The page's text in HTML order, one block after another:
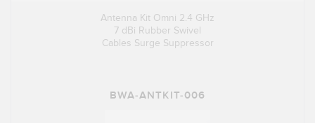
Antenna Kit Omni 2.4 GHz
7 dBi Rubber Swivel
Cables Surge Suppressor
BWA-ANTKIT-006